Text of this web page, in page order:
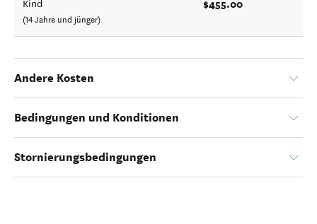
Kind
(14 Jahre und jünger)
$455.00
Andere Kosten
Bedingungen und Konditionen
Stornierungsbedingungen